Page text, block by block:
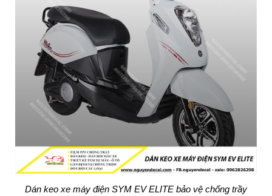
Dán keo xe máy điện SYM EV ELITE bảo vệ chống trầy